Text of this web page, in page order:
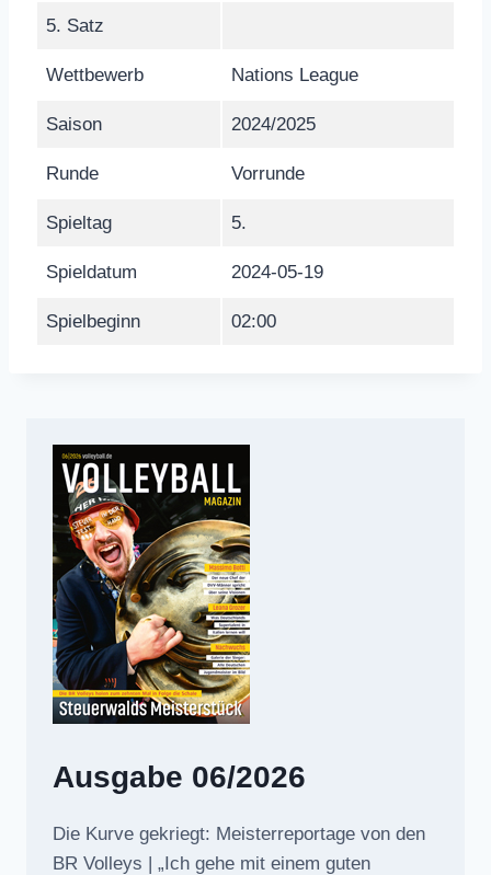
5. Satz
Wettbewerb Nations League
Saison 2024/2025
Runde Vorrunde
Spieltag 5.
Spieldatum 2024-05-19
Spielbeginn 02:00
Ausgabe 06/2026
Die Kurve gekriegt: Meisterreportage von den
BR Volleys | „Ich gehe mit einem guten